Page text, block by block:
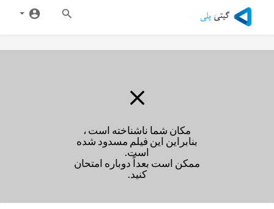
مکان شما ناشناخته است ،
بنابراین این فیلم مسدود شده
است.
ممکن است بعداً دوباره امتحان
کنید.